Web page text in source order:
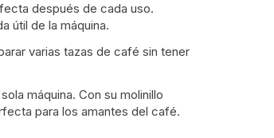
después de cada uso.
útil de la máquina.
varias tazas de café sin tener
máquina. Con su molinillo
para los amantes del café.